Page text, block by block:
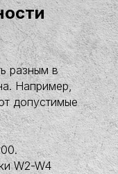
разным в
Например,
допустимые
W2-W4